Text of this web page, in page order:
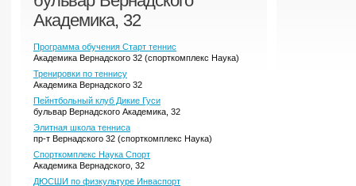
Академика, 32
Программа обучения Старт теннис
Академика Вернадского 32 (спорткомплекс Наука)
Тренировки по теннису
Академика Вернадского 32
Пейнтбольный клуб Дикие Гуси
бульвар Вернадского Академика, 32
Элитная школа тенниса
пр-т Вернадского 32 (спорткомплекс Наука)
Спорткомплекс Наука Спорт
Академика Вернадского, 32
ДЮСШИ по физкультуре Инваспорт